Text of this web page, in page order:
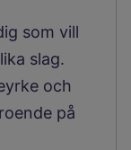
som vill
slag.
och
på